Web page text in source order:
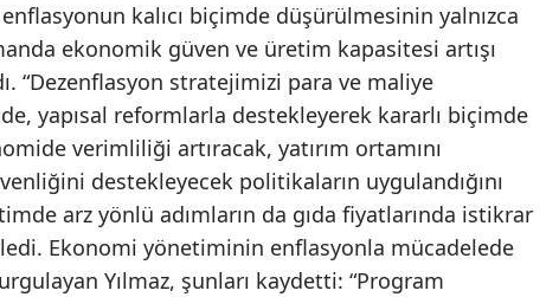
enflasyonun kalıcı biçimde düşürülmesinin yalnızca
ekonomik güven ve üretim kapasitesi artışı
“Dezenflasyon stratejimizi para ve maliye
yapısal reformlarla destekleyerek kararlı biçimde
verimliliği artıracak, yatırım ortamını
destekleyecek politikaların uygulandığını
arz yönlü adımların da gıda fiyatlarında istikrar
Ekonomi yönetiminin enflasyonla mücadelede
Yılmaz, şunları kaydetti: “Program